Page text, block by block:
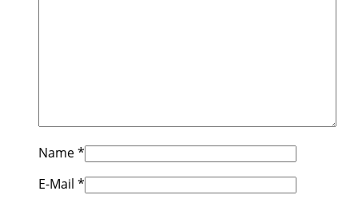
Name*
E-Mail *